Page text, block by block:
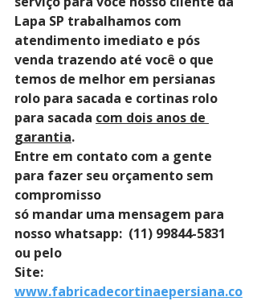
Lapa SP trabalhamos com
atendimento imediato e pós
venda trazendo até você o que
temos de melhor em persianas
rolo para sacada e cortinas rolo
para sacada com dois anos de
garantia.
Entre em contato com a gente
para fazer seu orçamento sem
compromisso
só mandar uma mensagem para
nosso whatsapp:  (11) 99844-5831
ou pelo
Site:
www.fabricadecortinaepersiana.co